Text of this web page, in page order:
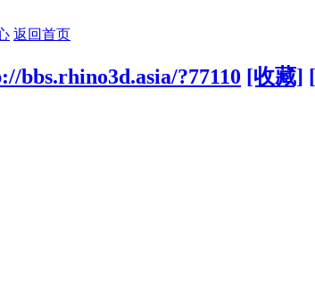
返回首页
bbs.rhino3d.asia/?77110 [收藏]